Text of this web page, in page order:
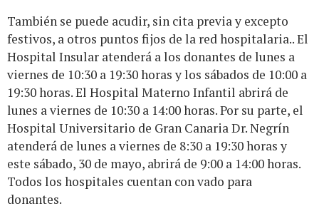
También se puede acudir, sin cita previa y excepto
festivos, a otros puntos fijos de la red hospitalaria.. El
Hospital Insular atenderá a los donantes de lunes a
viernes de 10:30 a 19:30 horas y los sábados de 10:00 a
19:30 horas. El Hospital Materno Infantil abrirá de
lunes a viernes de 10:30 a 14:00 horas. Por su parte, el
Hospital Universitario de Gran Canaria Dr. Negrín
atenderá de lunes a viernes de 8:30 a 19:30 horas y
este sábado, 30 de mayo, abrirá de 9:00 a 14:00 horas.
Todos los hospitales cuentan con vado para
donantes.